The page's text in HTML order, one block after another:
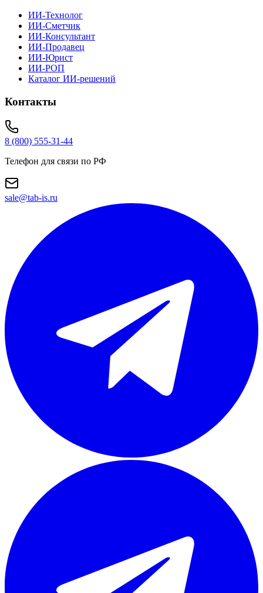
ИИ-Технолог
ИИ-Сметчик
ИИ-Консультант
ИИ-Продавец
ИИ-Юрист
ИИ-РОП
Каталог ИИ-решений
Контакты
8 (800) 555-31-44
Телефон для связи по РФ
sale@tab-is.ru